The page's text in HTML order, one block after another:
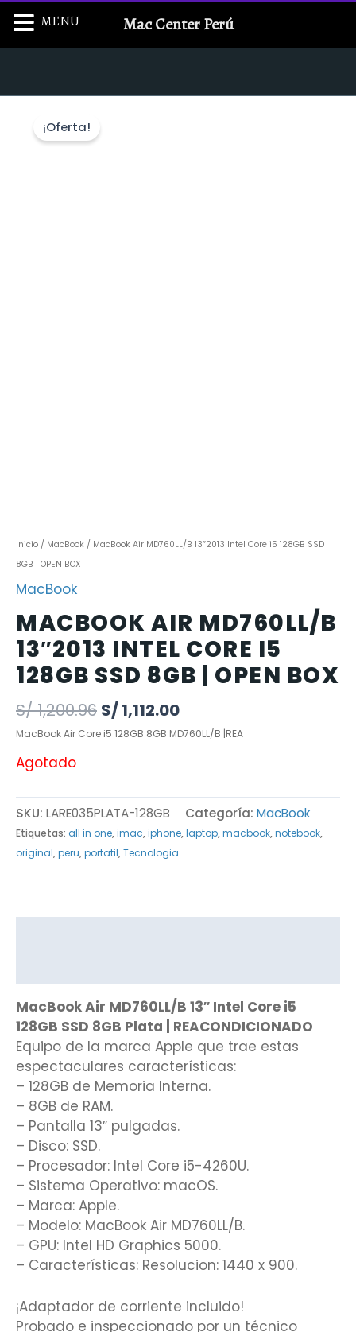
contenido
¡Oferta!
Inicio / MacBook / MacBook Air MD760LL/B 13″2013 Intel Core i5 128GB SSD
8GB | OPEN BOX
MacBook
MACBOOK AIR MD760LL/B
13″2013 INTEL CORE I5
128GB SSD 8GB | OPEN BOX
S/1,200.96 S/1,112.00
MacBook Air Core i5 128GB 8GB MD760LL/B |REA
Agotado
SKU: LARE035PLATA-128GB Categoría: MacBook
Etiquetas: all in one,imac,iphone,laptop,macbook,notebook,
original,peru,portatil,Tecnologia
MacBook Air MD760LL/B 13″ Intel Core i5
128GB SSD 8GB Plata | REACONDICIONADO
Equipo de la marca Apple que trae estas
espectaculares características:
– 128GB de Memoria Interna.
– 8GB de RAM.
– Pantalla 13″ pulgadas.
– Disco: SSD.
– Procesador: Intel Core i5-4260U.
– Sistema Operativo: macOS.
– Marca: Apple.
– Modelo: MacBook Air MD760LL/B.
– GPU: Intel HD Graphics 5000.
– Características: Resolucion: 1440 x 900.
¡Adaptador de corriente incluido!
Probado e inspeccionado por un técnico
MENU Mac Center Perú